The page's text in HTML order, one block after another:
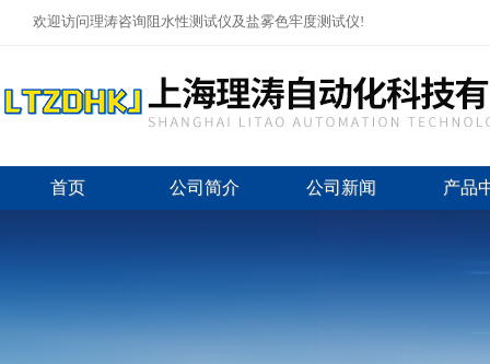
欢迎访问理涛咨询阻水性测试仪及盐雾色牢度测试仪!
首页 公司简介 公司新闻 产品